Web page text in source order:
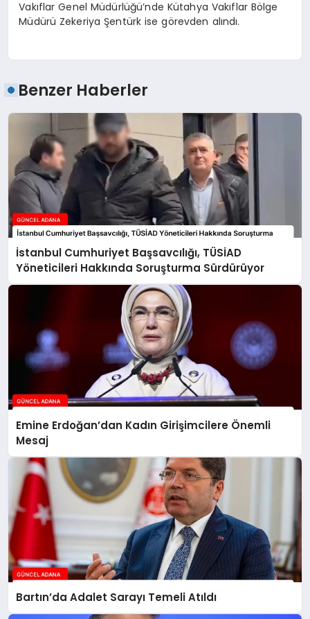
Vakıflar Genel Müdürlüğü’nde Kütahya Vakıflar Bölge
Müdürü Zekeriya Şentürk ise görevden alındı.
Benzer Haberler
İstanbul Cumhuriyet Başsavcılığı, TÜSİAD
Yöneticileri Hakkında Soruşturma Sürdürüyor
Emine Erdoğan’dan Kadın Girişimcilere Önemli
Mesaj
Bartın’da Adalet Sarayı Temeli Atıldı